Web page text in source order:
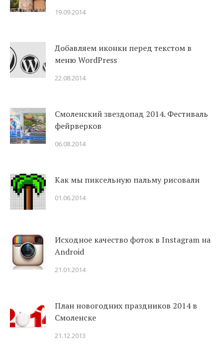
19.09.2014
Добавляем иконки перед текстом в
меню WordPress
22.08.2014
Смоленский звездопад 2014. Фестиваль
фейрверков
06.08.2014
Как мы пиксельную пальму рисовали
01.06.2014
Исходное качество фоток в Instagram на
Android
21.01.2014
План новогодних праздников 2014 в
Смоленске
21.12.2013